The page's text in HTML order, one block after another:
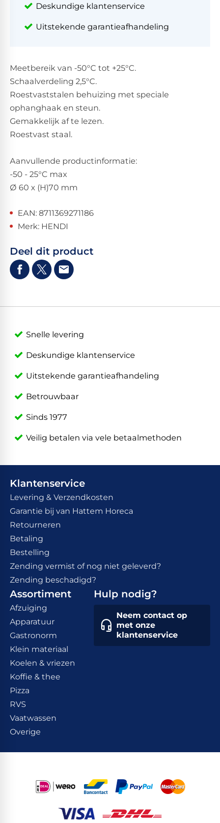
Deskundige klantenservice
Uitstekende garantieafhandeling
Meetbereik van -50°C tot +25°C.
Schaalverdeling 2,5°C.
Roestvaststalen behuizing met speciale
ophanghaak en steun.
Gemakkelijk af te lezen.
Roestvast staal.
Aanvullende productinformatie:
-50 - 25°C max
Ø 60 x (H)70 mm
EAN: 8711369271186
Merk: HENDI
Deel dit product
Snelle levering
Deskundige klantenservice
Uitstekende garantieafhandeling
Betrouwbaar
Sinds 1977
Veilig betalen via vele betaalmethoden
Klantenservice
Levering & Verzendkosten
Garantie bij van Hattem Horeca
Retourneren
Betaling
Bestelling
Zending vermist of nog niet geleverd?
Zending beschadigd?
Assortiment
Afzuiging
Apparatuur
Gastronorm
Klein materiaal
Koelen & vriezen
Koffie & thee
Pizza
RVS
Vaatwassen
Overige
Hulp nodig?
Neem contact op
met onze
klantenservice